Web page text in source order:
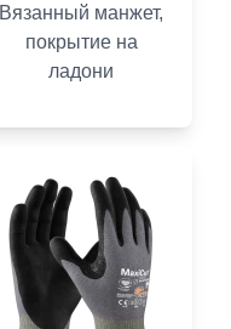
Вязанный манжет,
покрытие на
ладони